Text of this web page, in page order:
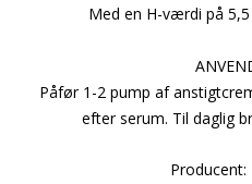
Med en H-værdi på
Påfør 1-2 pump af
efter serum. Til daglig
Producent: